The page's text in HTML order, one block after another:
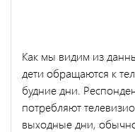
Как мы видим из
дети обращаются к
будние дни.
потребляют
выходные дни,